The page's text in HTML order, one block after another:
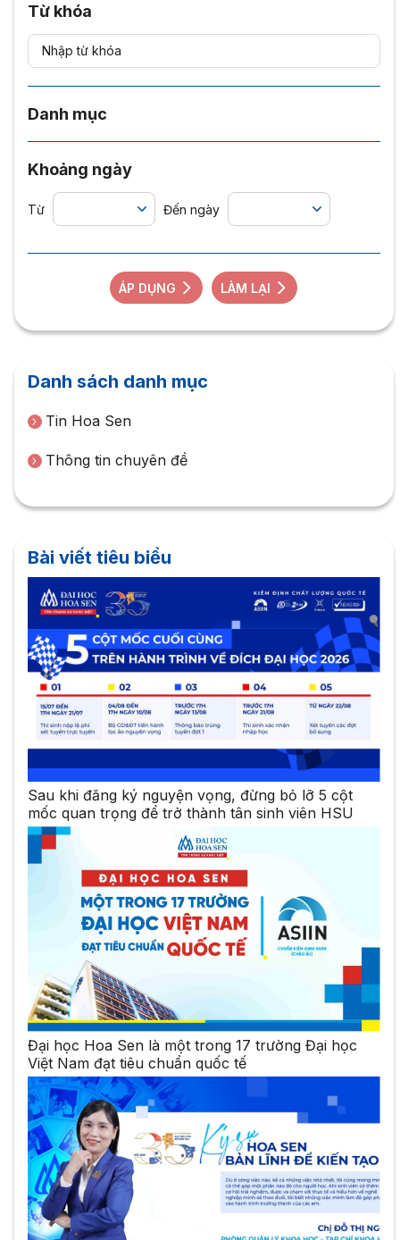
Từ khóa
Danh mục
Khoảng ngày
Từ Đến ngày
ÁP DỤNG LÀM LẠI
Danh sách danh mục
Tin Hoa Sen
Thông tin chuyên đề
Bài viết tiêu biểu
Sau khi đăng ký nguyện vọng, đừng bỏ lỡ 5 cột
mốc quan trọng để trở thành tân sinh viên HSU
Đại học Hoa Sen là một trong 17 trường Đại học
Việt Nam đạt tiêu chuẩn quốc tế